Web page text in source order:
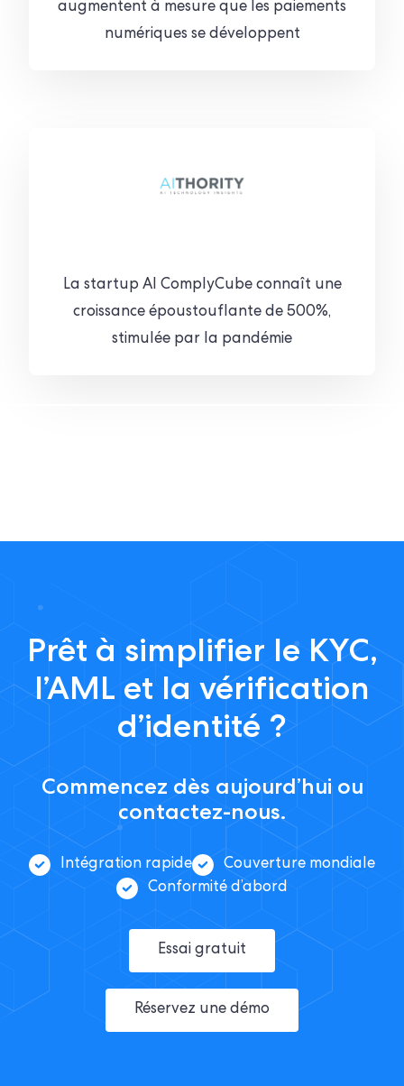
augmentent à mesure que les paiements
numériques se développent
La startup AI ComplyCube connaît une
croissance époustouflante de 500%,
stimulée par la pandémie
Prêt à simplifier le KYC,
l’AML et la vérification
d’identité ?
Commencez dès aujourd’hui ou
contactez-nous.
Intégration rapide
Couverture mondiale
Conformité d’abord
Essai gratuit
Réservez une démo